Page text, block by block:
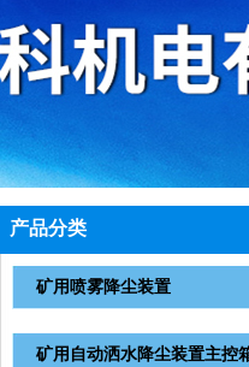
产品分类
矿用喷雾降尘装置
矿用自动洒水降尘装置主控